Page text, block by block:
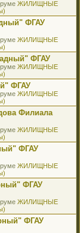
ЖИЛИЩНЫЕ
ФГАУ
ЖИЛИЩНЫЕ
ФГАУ
ЖИЛИЩНЫЕ
ФГАУ
ЖИЛИЩНЫЕ
Филиала
ЖИЛИЩНЫЕ
ФГАУ
ЖИЛИЩНЫЕ
ФГАУ
ЖИЛИЩНЫЕ
ФГАУ